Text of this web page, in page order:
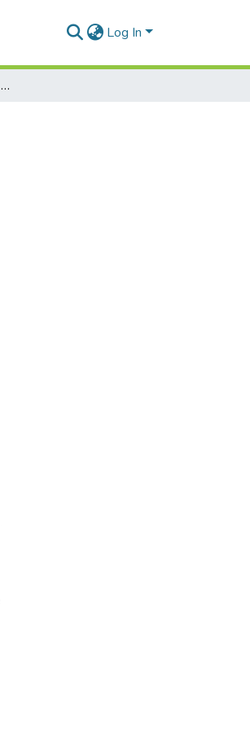
Log In
Programmatūras attīstība ekspluatācijas laikā